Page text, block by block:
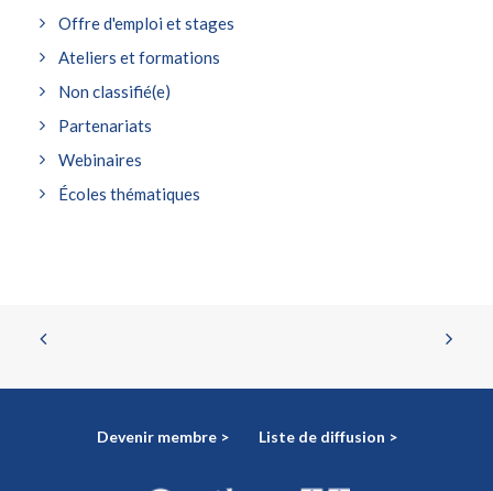
Offre d'emploi et stages
Ateliers et formations
Non classifié(e)
Partenariats
Webinaires
Écoles thématiques
Devenir membre > Liste de diffusion >